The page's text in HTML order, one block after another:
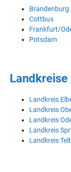
Brandenburg
Cottbus
Frankfurt/
Potsdam
Landkreis
Landkreis
Landkreis
Landkreis
Landkreis